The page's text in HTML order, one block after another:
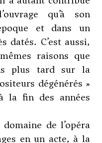
qu’à son
et dans un
datés. C’est aussi,
raisons que
plus tard sur la
dégénérés »
la fin des années
de l’opéra
en un acte, à la